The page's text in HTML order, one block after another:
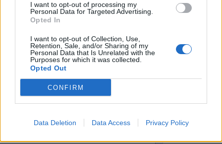
I want to opt-out of processing my
Personal Data for Targeted Advertising.
Opted In
I want to opt-out of Collection, Use,
Retention, Sale, and/or Sharing of my
Personal Data that Is Unrelated with the
Purposes for which it was collected.
Opted Out
CONFIRM
Data Deletion Data Access Privacy Policy
εκμεταλλευθείτε τις πιθανότητες
ΑΙΓΟΚΕΡΩΣ
Θα παρατηρήσετε ότι τα
συναισθήματά σας είναι έντονα
για κάποιον.